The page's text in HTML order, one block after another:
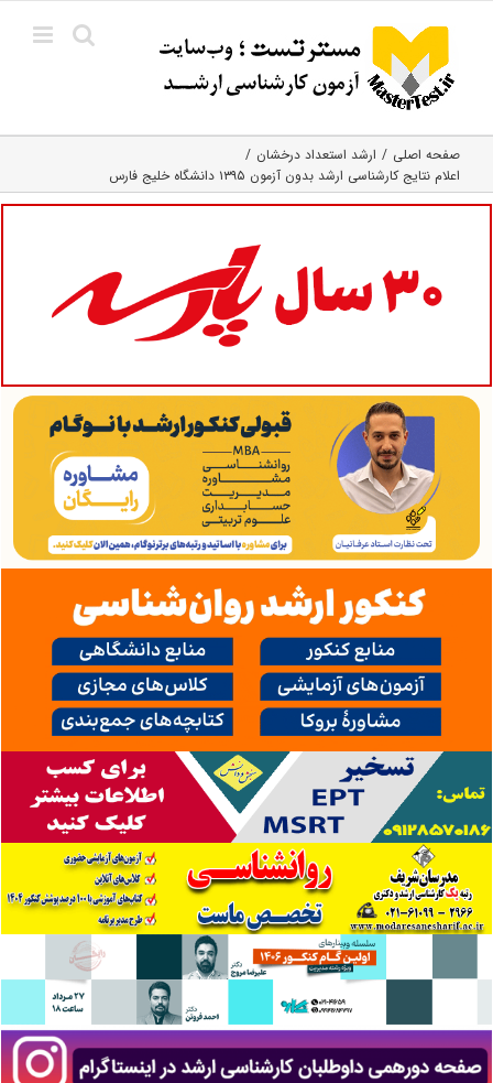
content
صفحه اصلی
ارشد استعداد درخشان
اعلام نتایج کارشناسی ارشد بدون آزمون ۱۳۹۵ دانشگاه خلیج فارس